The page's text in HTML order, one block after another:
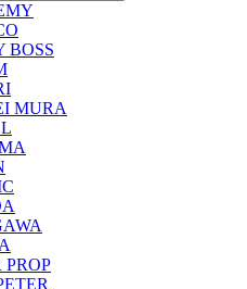
BOSS
MURA